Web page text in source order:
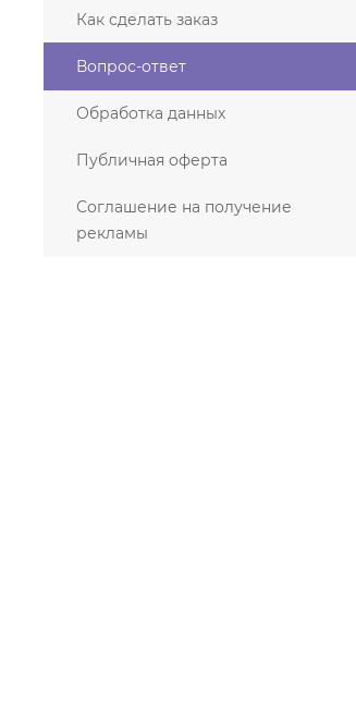
Как сделать заказ
Вопрос-ответ
Обработка данных
Публичная оферта
Соглашение на получение
рекламы